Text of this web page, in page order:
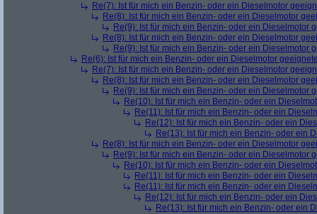
Re(7): Ist für mich ein Benzin- oder ein Dieselmotor
Re(8): Ist für mich ein Benzin- oder ein Dieselmotor
Re(9): Ist für mich ein Benzin- oder ein Dieselmotor
Re(8): Ist für mich ein Benzin- oder ein Dieselmotor
Re(9): Ist für mich ein Benzin- oder ein Dieselmotor
Re(6): Ist für mich ein Benzin- oder ein Dieselmotor
Re(7): Ist für mich ein Benzin- oder ein Dieselmotor
Re(8): Ist für mich ein Benzin- oder ein Dieselmotor
Re(9): Ist für mich ein Benzin- oder ein Dieselmotor
Re(10): Ist für mich ein Benzin- oder ein
Re(11): Ist für mich ein Benzin- oder ein
Re(12): Ist für mich ein Benzin- oder ein
Re(13): Ist für mich ein Benzin- oder ein
Re(8): Ist für mich ein Benzin- oder ein Dieselmotor
Re(9): Ist für mich ein Benzin- oder ein Dieselmotor
Re(10): Ist für mich ein Benzin- oder ein
Re(11): Ist für mich ein Benzin- oder ein
Re(11): Ist für mich ein Benzin- oder ein
Re(12): Ist für mich ein Benzin- oder ein
Re(13): Ist für mich ein Benzin- oder ein